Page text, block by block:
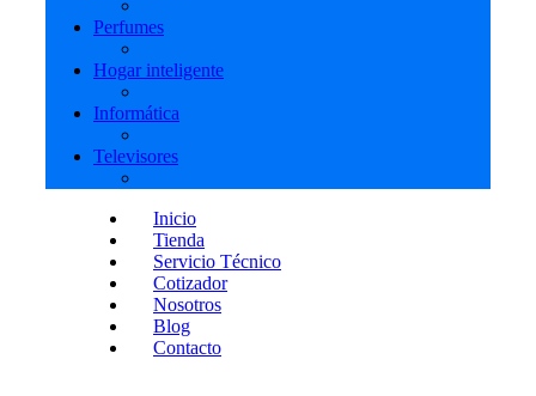
Perfumes
Hogar inteligente
Informática
Televisores
Inicio
Tienda
Servicio Técnico
Cotizador
Nosotros
Blog
Contacto